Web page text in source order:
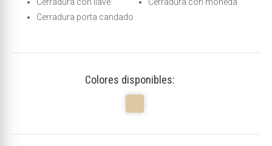
Cerradura con llave
Cerradura con moneda
Cerradura porta candado
Colores disponibles: